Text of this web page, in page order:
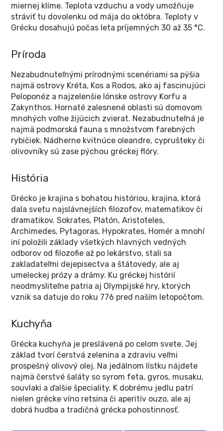
miernej klíme. Teplota vzduchu a vody umožňuje
stráviť tu dovolenku od mája do októbra. Teploty v
Grécku dosahujú počas leta príjemných 30 až 35 °C.
Príroda
Nezabudnuteľnými prírodnými scenériami sa pýšia
najmä ostrovy Kréta, Kos a Rodos, ako aj fascinujúci
Peloponéz a najzelenšie Iónske ostrovy Korfu a
Zakynthos. Hornaté zalesnené oblasti sú domovom
mnohých voľne žijúcich zvierat. Nezabudnuteľná je
najmä podmorská fauna s množstvom farebných
rybičiek. Nádherne kvitnúce oleandre, cyprušteky či
olivovníky sú zase pýchou gréckej flóry.
História
Grécko je krajina s bohatou históriou, krajina, ktorá
dala svetu najslávnejších filozofov, matematikov či
dramatikov. Sokrates, Platón, Aristoteles,
Archimedes, Pytagoras, Hypokrates, Homér a mnohí
iní položili základy všetkých hlavných vedných
odborov od filozofie až po lekárstvo, stali sa
zakladateľmi dejepisectva a štátovedy, ale aj
umeleckej prózy a drámy. Ku gréckej histórií
neodmysliteľne patria aj Olympijské hry, ktorých
vznik sa datuje do roku 776 pred naším letopočtom.
Kuchyňa
Grécka kuchyňa je preslávená po celom svete. Jej
základ tvorí čerstvá zelenina a zdraviu veľmi
prospešný olivový olej. Na jedálnom lístku nájdete
najmä čerstvé šaláty so syrom feta, gyros, musaku,
souvlaki a ďalšie špeciality. K dobrému jedlu patrí
nielen grécke víno retsina či aperitív ouzo, ale aj
dobrá hudba a tradičná grécka pohostinnosť.